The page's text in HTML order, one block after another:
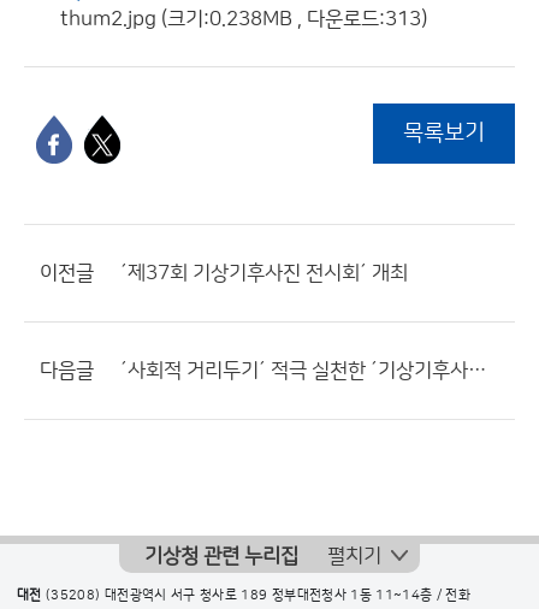
thum2.jpg (크기:0.238MB , 다운로드:313)
목록보기
이전글 ´제37회 기상기후사진 전시회´ 개최
다음글 ´사회적 거리두기´ 적극 실천한 ´기상기후사진 전시회´ 개최
기상청 관련 누리집 펼치기
대전 (35208) 대전광역시 서구 청사로 189 정부대전청사 1동 11~14층 / 전화